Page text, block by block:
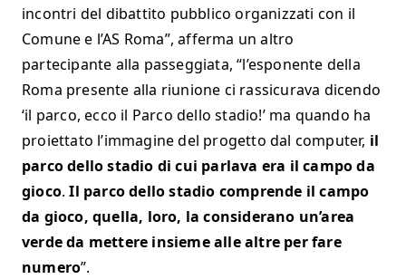
incontri del dibattito pubblico organizzati con il
Comune e l’AS Roma”, afferma un altro
partecipante alla passeggiata, “l’esponente della
Roma presente alla riunione ci rassicurava dicendo
‘il parco, ecco il Parco dello stadio!’ ma quando ha
proiettato l’immagine del progetto dal computer, il
parco dello stadio di cui parlava era il campo da
gioco.Il parco dello stadio comprende il campo
da gioco, quella, loro, la considerano un’area
verde da mettere insieme alle altre per fare
numero”.